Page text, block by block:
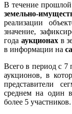
В течение
земельно-
реализации
значение,
года аукционахв
в информации на
Всего в период с 7
аукционов, в
представители
среднем на один
более 5 участников.